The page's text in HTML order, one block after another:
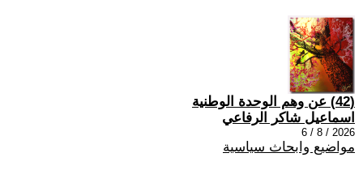
(42) عن وهم الوحدة الوطنية
اسماعيل شاكر الرفاعي
2026 / 8 / 6
مواضيع وابحاث سياسية